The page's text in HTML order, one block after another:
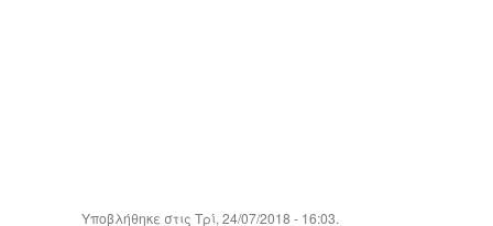
Υποβλήθηκε στις Τρί, 24/07/2018 - 16:03.